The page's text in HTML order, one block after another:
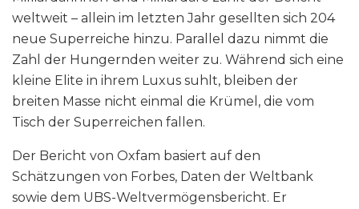
weltweit – allein im letzten Jahr gesellten sich 204
neue Superreiche hinzu. Parallel dazu nimmt die
Zahl der Hungernden weiter zu. Während sich eine
kleine Elite in ihrem Luxus suhlt, bleiben der
breiten Masse nicht einmal die Krümel, die vom
Tisch der Superreichen fallen.
Der Bericht von Oxfam basiert auf den
Schätzungen von Forbes, Daten der Weltbank
sowie dem UBS-Weltvermögensbericht. Er